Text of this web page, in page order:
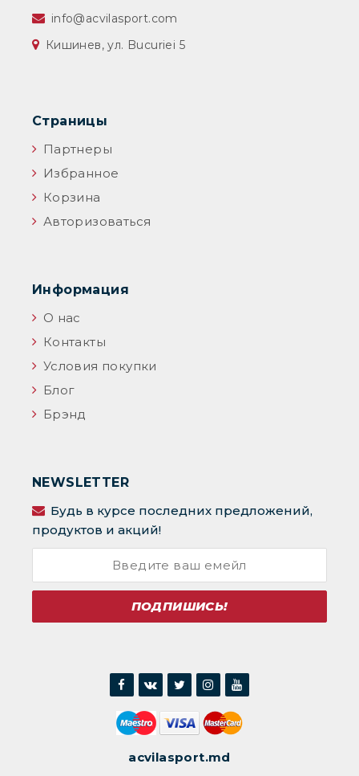
info@acvilasport.com
Кишинев, ул. Bucuriei 5
Страницы
Партнеры
Избранное
Корзина
Авторизоваться
Информация
О нас
Контакты
Условия покупки
Блог
Брэнд
NEWSLETTER
Будь в курсе последних предложений,
продуктов и акций!
ПОДПИШИСЬ!
acvilasport.md